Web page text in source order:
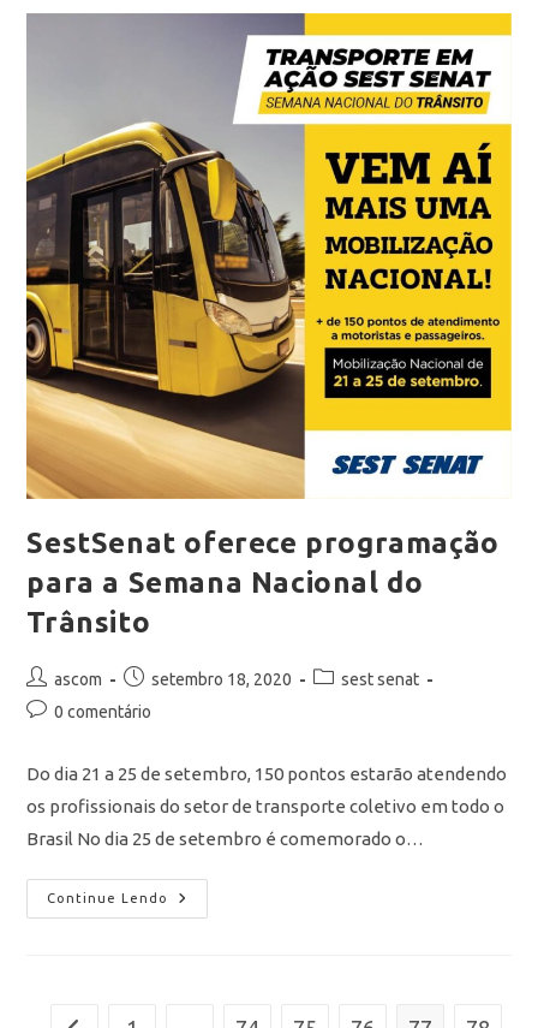
SestSenat oferece programação
para a Semana Nacional do
Trânsito
ascom setembro 18, 2020
sest senat
0 comentário
Do dia 21 a 25 de setembro, 150 pontos estarão atendendo
os profissionais do setor de transporte coletivo em todo o
Brasil No dia 25 de setembro é comemorado o…
Continue Lendo